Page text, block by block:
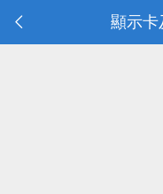
顯示卡